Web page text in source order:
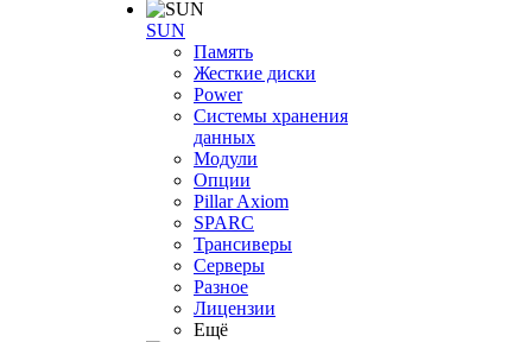
SUN
Память
Жесткие диски
Power
Системы хранения
данных
Модули
Опции
Pillar Axiom
SPARC
Трансиверы
Серверы
Разное
Лицензии
Ещё